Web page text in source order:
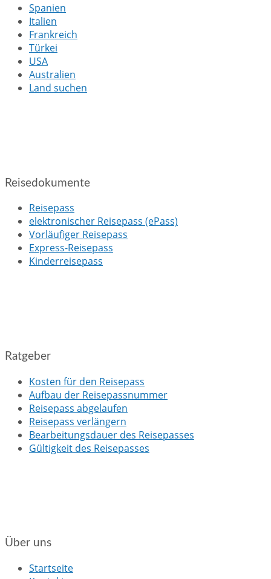
Spanien
Italien
Frankreich
Türkei
USA
Australien
Land suchen
Reisedokumente
Reisepass
elektronischer Reisepass (ePass)
Vorläufiger Reisepass
Express-Reisepass
Kinderreisepass
Ratgeber
Kosten für den Reisepass
Aufbau der Reisepassnummer
Reisepass abgelaufen
Reisepass verlängern
Bearbeitungsdauer des Reisepasses
Gültigkeit des Reisepasses
Über uns
Startseite